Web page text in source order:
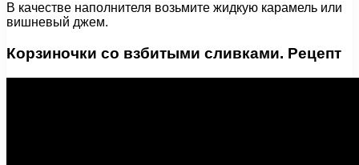
В качестве наполнителя возьмите жидкую карамель или
вишневый джем.
Корзиночки со взбитыми сливками. Рецепт